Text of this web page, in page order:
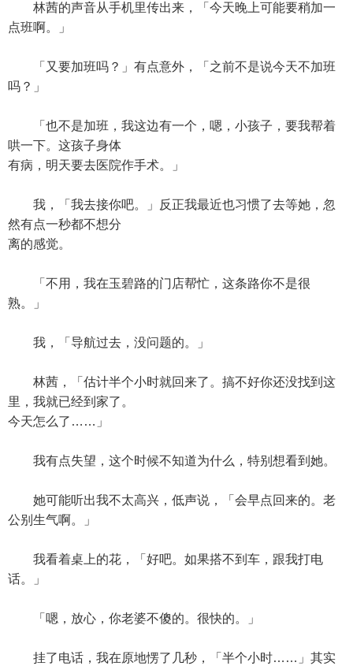
林茜的声音从手机里传出来，「今天晚上可能要稍加一
点班啊。」
「又要加班吗？」有点意外，「之前不是说今天不加班
吗？」
「也不是加班，我这边有一个，嗯，小孩子，要我帮着
哄一下。这孩子身体
有病，明天要去医院作手术。」
我，「我去接你吧。」反正我最近也习惯了去等她，忽
然有点一秒都不想分
离的感觉。
「不用，我在玉碧路的门店帮忙，这条路你不是很
熟。」
我，「导航过去，没问题的。」
林茜，「估计半个小时就回来了。搞不好你还没找到这
里，我就已经到家了。
今天怎么了……」
我有点失望，这个时候不知道为什么，特别想看到她。
她可能听出我不太高兴，低声说，「会早点回来的。老
公别生气啊。」
我看着桌上的花，「好吧。如果搭不到车，跟我打电
话。」
「嗯，放心，你老婆不傻的。很快的。」
挂了电话，我在原地愣了几秒，「半个小时……」其实